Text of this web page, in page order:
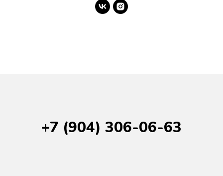
+7 (904) 306-06-63